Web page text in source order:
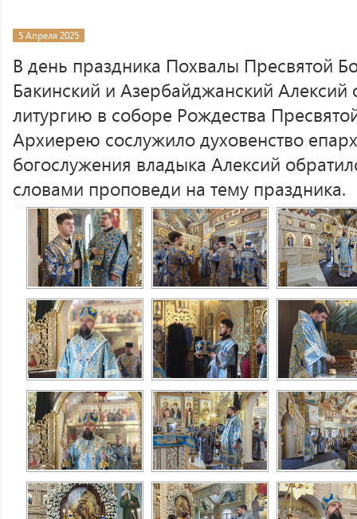
5 Апреля 2025
В день праздника Похвалы Пресвятой
Бакинский и Азербайджанский
литургию в соборе Рождества
Архиерею сослужило духовенство
богослужения владыка Алексий
словами проповеди на тему праздника.